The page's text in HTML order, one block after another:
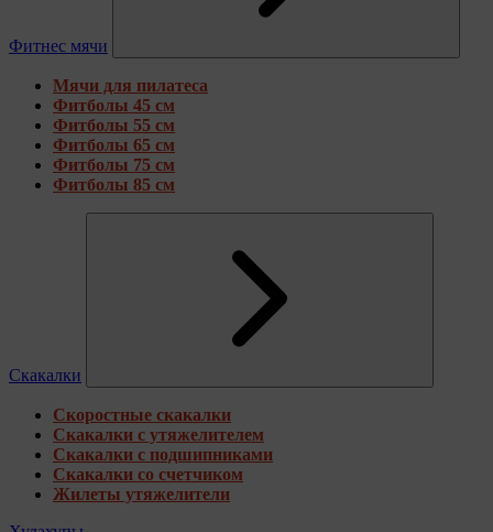
Фитнес мячи
Мячи для пилатеса
Фитболы 45 см
Фитболы 55 см
Фитболы 65 см
Фитболы 75 см
Фитболы 85 см
Скакалки
Скоростные скакалки
Скакалки с утяжелителем
Скакалки с подшипниками
Скакалки со счетчиком
Жилеты утяжелители